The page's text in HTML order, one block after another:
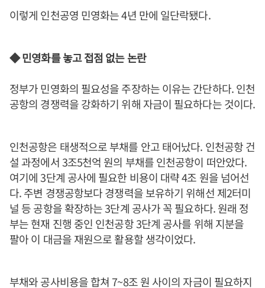
이렇게 인천공영 민영화는 4년 만에 일단락됐다.
◆ 민영화를 놓고 접점 없는 논란
정부가 민영화의 필요성을 주장하는 이유는 간단하다. 인천
공항의 경쟁력을 강화하기 위해 자금이 필요하다는 것이다.
인천공항은 태생적으로 부채를 안고 태어났다. 인천공항 건
설 과정에서 3조5천억 원의 부채를 인천공항이 떠안았다.
여기에 3단계 공사에 필요한 비용이 대략 4조 원을 넘어선
다. 주변 경쟁공항보다 경쟁력을 보유하기 위해선 제2터미
널 등 공항을 확장하는 3단계 공사가 꼭 필요하다. 원래 정
부는 현재 진행 중인 인천공항 3단계 공사를 위해 지분을
팔아 이 대금을 재원으로 활용할 생각이었다.
부채와 공사비용을 합쳐 7~8조 원 사이의 자금이 필요하지